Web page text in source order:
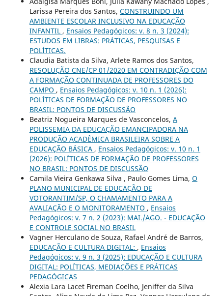
Larissa Pereira dos Santos, CONSTRUINDO UM
AMBIENTE ESCOLAR INCLUSIVO NA EDUCAÇÃO
INFANTIL , Ensaios Pedagógicos: v. 8 n. 3 (2024):
ESTUDOS EM LIBRAS: PRÁTICAS, PESQUISAS E
POLÍTICAS.
Claudia Batista da Silva, Arlete Ramos dos Santos,
RESOLUÇÃO CNE/CP 01/2020 EM CONTRADIÇÃO COM
A FORMAÇÃO CONTINUADA DE PROFESSORES DO
CAMPO , Ensaios Pedagógicos: v. 10 n. 1 (2026):
POLÍTICAS DE FORMAÇÃO DE PROFESSORES NO
BRASIL: PONTOS DE DISCUSSÃO
Beatriz Nogueira Marques de Vasconcelos, A
POLISSEMIA DA EDUCAÇÃO EMANCIPADORA NA
PRODUÇÃO ACADÊMICA BRASILEIRA SOBRE A
EDUCAÇÃO BÁSICA , Ensaios Pedagógicos: v. 10 n. 1
(2026): POLÍTICAS DE FORMAÇÃO DE PROFESSORES
NO BRASIL: PONTOS DE DISCUSSÃO
Camila Vieira Genkawa Silva , Paulo Gomes Lima, O
PLANO MUNICIPAL DE EDUCAÇÃO DE
VOTORANTIM/SP, O CHAMAMENTO PARA A
AVALIAÇÃO E O MONITORAMENTO , Ensaios
Pedagógicos: v. 7 n. 2 (2023): MAI./AGO. - EDUCAÇÃO
E CONTROLE SOCIAL NO BRASIL
Vagner Herculano de Souza, Rafael André de Barros,
EDUCAÇÃO E CULTURA DIGITAL: , Ensaios
Pedagógicos: v. 9 n. 3 (2025): EDUCAÇÃO E CULTURA
DIGITAL: POLÍTICAS, MEDIAÇÕES E PRÁTICAS
PEDAGÓGICAS
Alexia Lara Lacet Fireman Coelho, Jeniffer da Silva